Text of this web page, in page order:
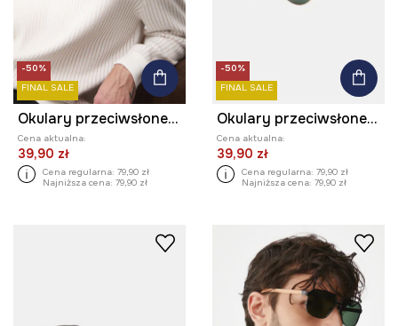
-50%
FINAL SALE
Okulary przeciwsłoneczne kwadratowe męskie
Cena aktualna:
39,90 zł
Cena regularna: 79,90 zł
Najniższa cena: 79,90 zł
-50%
FINAL SALE
Okulary przeciwsłoneczne męskie z polaryzacją
Cena aktualna:
39,90 zł
Cena regularna: 79,90 zł
Najniższa cena: 79,90 zł